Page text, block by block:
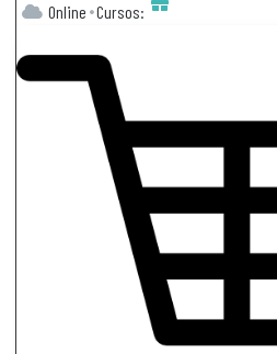
Online Cursos: